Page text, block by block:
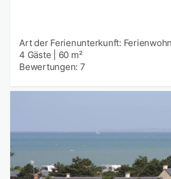
Art der Ferienunterkunft:
4 Gäste
60 m²
Bewertungen: 7